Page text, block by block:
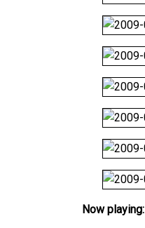
Now playing: